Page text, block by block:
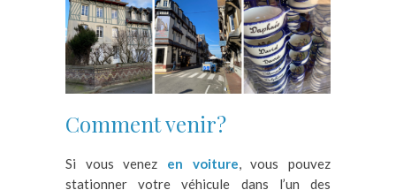
Comment venir?
Si vous venez en voiture , vous pouvez
stationner votre véhicule dans l’un des